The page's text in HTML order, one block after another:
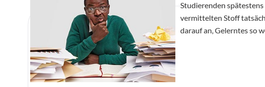
Studierenden
vermittelten Stoff
darauf an, Gelerntes so